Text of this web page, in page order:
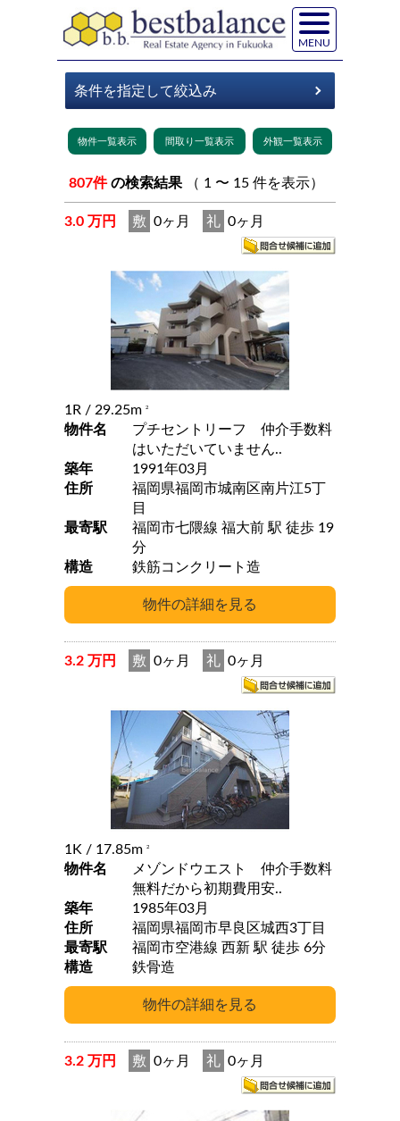
MENU
807件 の検索結果 （ 1 〜 15 件を表示）
3.0 万円 敷 0ヶ月 礼 0ヶ月
1R / 29.25m 2
物件名
プチセントリーフ 仲介手数料
はいただいていません..
築年
1991年03月
住所
福岡県福岡市城南区南片江5丁
目
最寄駅
福岡市七隈線 福大前 駅 徒歩 19
分
構造
鉄筋コンクリート造
3.2 万円 敷 0ヶ月 礼 0ヶ月
1K / 17.85m 2
物件名
メゾンドウエスト 仲介手数料
無料だから初期費用安..
築年
1985年03月
住所
福岡県福岡市早良区城西3丁目
最寄駅
福岡市空港線 西新 駅 徒歩 6分
構造
鉄骨造
3.2 万円 敷 0ヶ月 礼 0ヶ月